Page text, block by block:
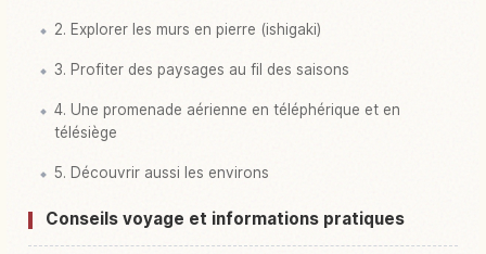
2. Explorer les murs en pierre (ishigaki)
3. Profiter des paysages au fil des saisons
4. Une promenade aérienne en téléphérique et en
télésiège
5. Découvrir aussi les environs
Conseils voyage et informations pratiques